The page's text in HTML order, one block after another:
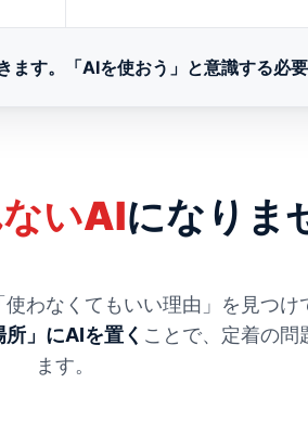
ます。「AIを使おう」と意識する必
いAIになりま
わなくてもいい理由」を見つけ
所」にAIを置く ことで、定着の問
ます。